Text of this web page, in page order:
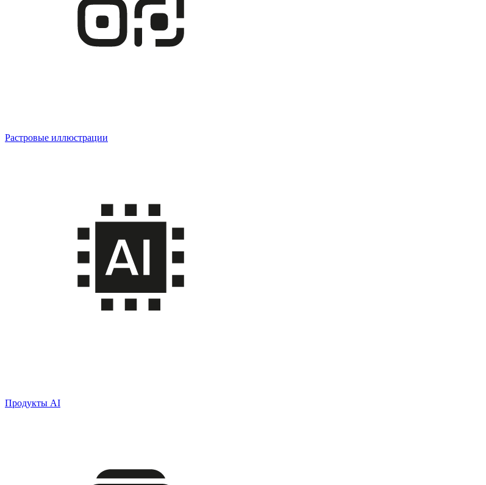
Растровые иллюстрации
Продукты AI